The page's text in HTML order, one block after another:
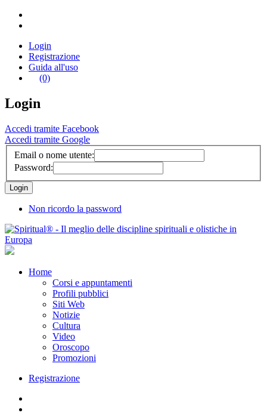
Login
Registrazione
Guida all'uso
(0)
Login
Accedi tramite Facebook
Accedi tramite Google
Email o nome utente:
Password:
Non ricordo la password
Home
Corsi e appuntamenti
Profili pubblici
Siti Web
Notizie
Cultura
Video
Oroscopo
Promozioni
Registrazione